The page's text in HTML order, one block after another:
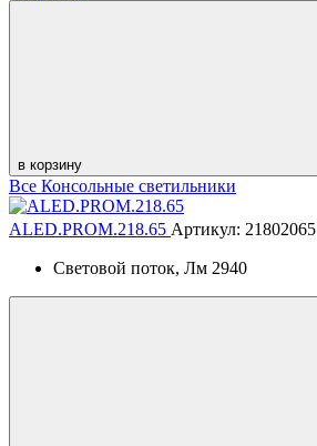
в корзину
Все Консольные светильники
ALED.PROM.218.65 Артикул: 21802065
Световой поток, Лм 2940